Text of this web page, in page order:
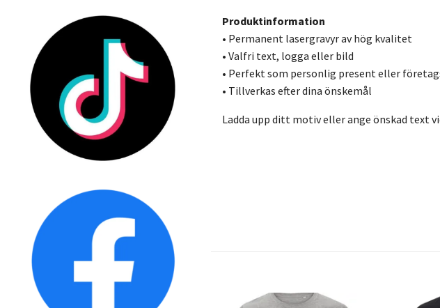
Produktinformation
• Permanent lasergravyr av hög kvalitet
• Valfri text, logga eller bild
• Perfekt som personlig present eller
• Tillverkas efter dina önskemål
Ladda upp ditt motiv eller ange önskad text